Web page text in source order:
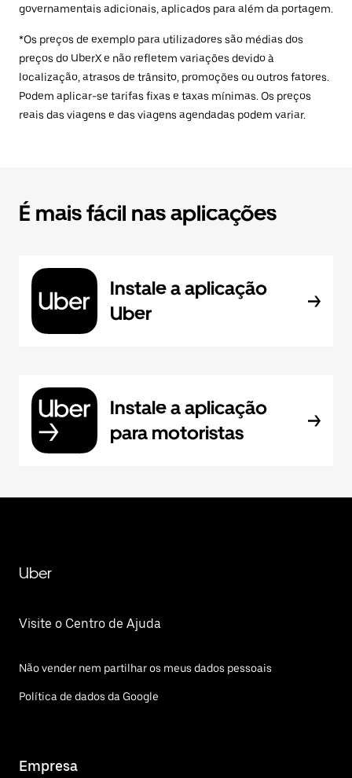
governamentais adicionais, aplicados para além da portagem.
*Os preços de exemplo para utilizadores são médias dos
preços do UberX e não refletem variações devido à
localização, atrasos de trânsito, promoções ou outros fatores.
Podem aplicar-se tarifas fixas e taxas mínimas. Os preços
reais das viagens e das viagens agendadas podem variar.
É mais fácil nas aplicações
Instale a aplicação
Uber
Instale a aplicação
para motoristas
Uber
Visite o Centro de Ajuda
Não vender nem partilhar os meus dados pessoais
Política de dados da Google
Empresa